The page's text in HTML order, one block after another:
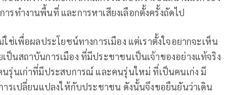
รทำงานพื้นที่ และการหาเสียงเลือกตั้งครั้งถัดไป
ใช่เพื่อผลประโยชน์ทางการเมือง แต่เราตั้งใจอยากจะเห็น
ป็นสถาบันการเมือง ที่มีประชาชนเป็นเจ้าของอย่างแท้จริง
นรุ่นเก่าที่มีประสบการณ์ และคนรุ่นใหม่ ที่เป็นคนเก่ง มี
ารเปลี่ยนแปลงให้กับประชาชน ดังนั้นจึงขอยืนยันว่าเดิน